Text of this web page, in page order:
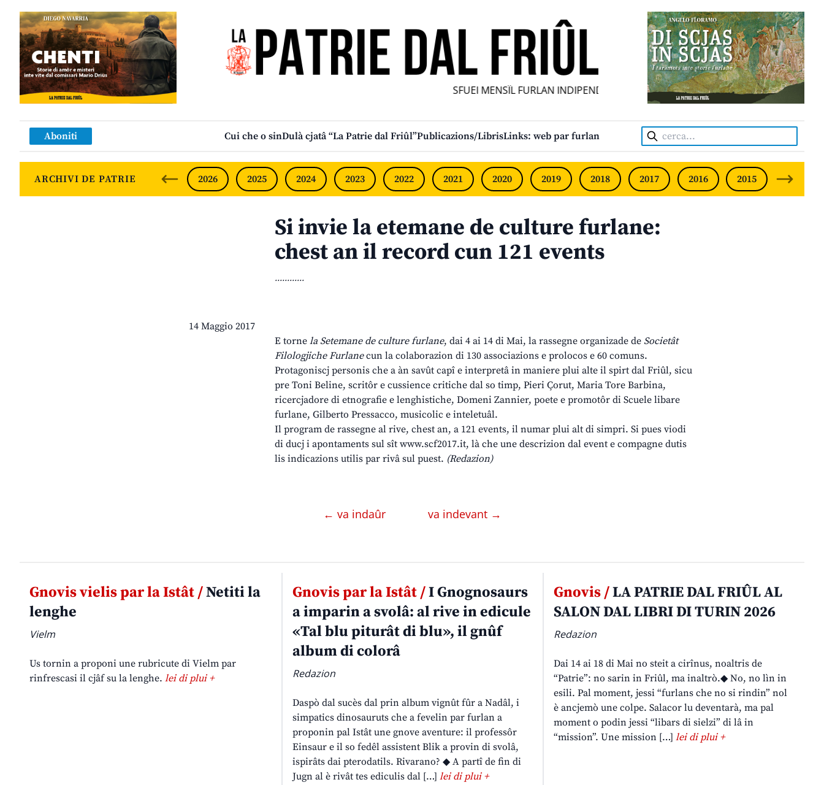
SFUEI MENSÎL FURLAN INDIPENDENT • INDEPENDENT FRIULIAN MONTHLY •
Aboniti Cui che o sinDulà cjatâ “La Patrie dal Friûl”Publicazions/LibrisLinks: web par furlan Cerca:
ARCHIVI DE PATRIE 2026 2025 2024 2023 2022 2021 2020 2019 2018 2017 2016 2015 2014
Si invie la etemane de culture furlane:
chest an il record cun 121 events
............
14 Maggio 2017
E torne la Setemane de culture furlane, dai 4 ai 14 di Mai, la rassegne organizade de Societât
Filologjiche Furlanecun la colaborazion di 130 associazions e prolocos e 60 comuns.
Protagoniscj personis che a àn savût capî e interpretâ in maniere plui alte il spirt dal Friûl, sicu
pre Toni Beline, scritôr e cussience critiche dal so timp, Pieri Çorut, Maria Tore Barbina,
ricercjadore di etnografie e lenghistiche, Domeni Zannier, poete e promotôr di Scuele libare
furlane, Gilberto Pressacco, musicolic e inteletuâl.
Il program de rassegne al rive, chest an, a 121 events, il numar plui alt di simpri. Si pues viodi
di ducj i apontaments sul sît www.scf2017.it, là che une descrizion dal event e compagne dutis
lis indicazions utilis par rivâ sul puest. (Redazion)
← va indaûr va indevant →
Gnovis vielis par la Istât /Netiti la
lenghe
Vielm
Us tornin a proponi une rubricute di Vielm par
rinfrescasi il cjâf su la lenghe. lei di plui +
Gnovis par la Istât /I Gnognosaurs
a imparin a svolâ: al rive in edicule
«Tal blu piturât di blu», il gnûf
album di colorâ
Redazion
Daspò dal sucès dal prin album vignût fûr a Nadâl, i
simpatics dinosauruts che a fevelin par furlan a
proponin pal Istât une gnove aventure: il professôr
Einsaur e il so fedêl assistent Blik a provin di svolâ,
ispirâts dai pterodatils. Rivarano? ◆ A partî de fin di
Jugn al è rivât tes ediculis dal […] lei di plui +
Gnovis /LA PATRIE DAL FRIÛL AL
SALON DAL LIBRI DI TURIN 2026
Redazion
Dai 14 ai 18 di Mai no steit a cirînus, noaltris de
“Patrie”: no sarin in Friûl, ma inaltrò.◆ No, no lìn in
esili. Pal moment, jessi “furlans che no si rindin” nol
è ancjemò une colpe. Salacor lu deventarà, ma pal
moment o podin jessi “libars di sielzi” di lâ in
“mission”. Une mission […]lei di plui +